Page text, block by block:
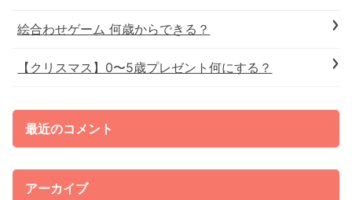
絵合わせゲーム 何歳からできる？
【クリスマス】0〜5歳プレゼント何にする？
最近のコメント
アーカイブ